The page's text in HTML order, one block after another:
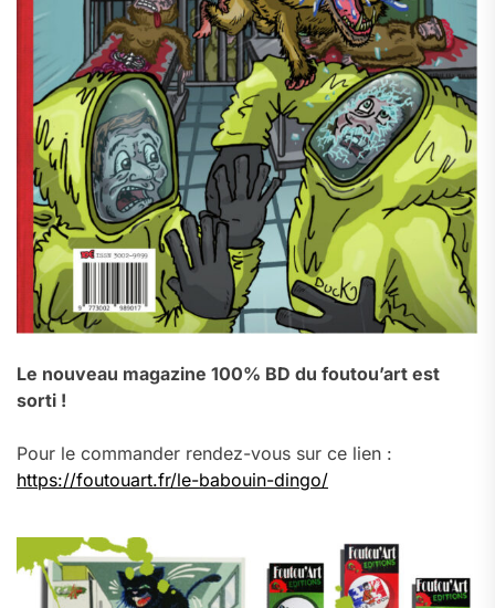
Le nouveau magazine 100% BD du foutou’art est
sorti !
Pour le commander rendez-vous sur ce lien :
https://foutouart.fr/le-babouin-dingo/